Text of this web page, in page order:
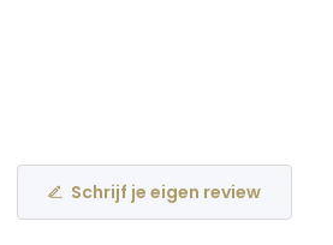
Schrijf je eigen review